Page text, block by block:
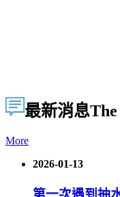
最新消息The
More
2026-01-13
第一次遇到抽